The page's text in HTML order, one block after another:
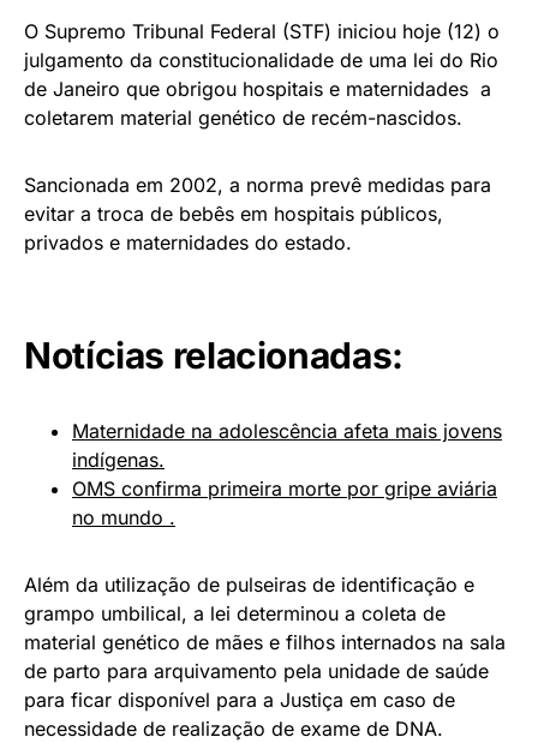
O Supremo Tribunal Federal (STF) iniciou hoje (12) o
julgamento da constitucionalidade de uma lei do Rio
de Janeiro que obrigou hospitais e maternidades a
coletarem material genético de recém-nascidos.
Sancionada em 2002, a norma prevê medidas para
evitar a troca de bebês em hospitais públicos,
privados e maternidades do estado.
Notícias relacionadas:
Maternidade na adolescência afeta mais jovens
indígenas.
OMS confirma primeira morte por gripe aviária
no mundo .
Além da utilização de pulseiras de identificação e
grampo umbilical, a lei determinou a coleta de
material genético de mães e filhos internados na sala
de parto para arquivamento pela unidade de saúde
para ficar disponível para a Justiça em caso de
necessidade de realização de exame de DNA.